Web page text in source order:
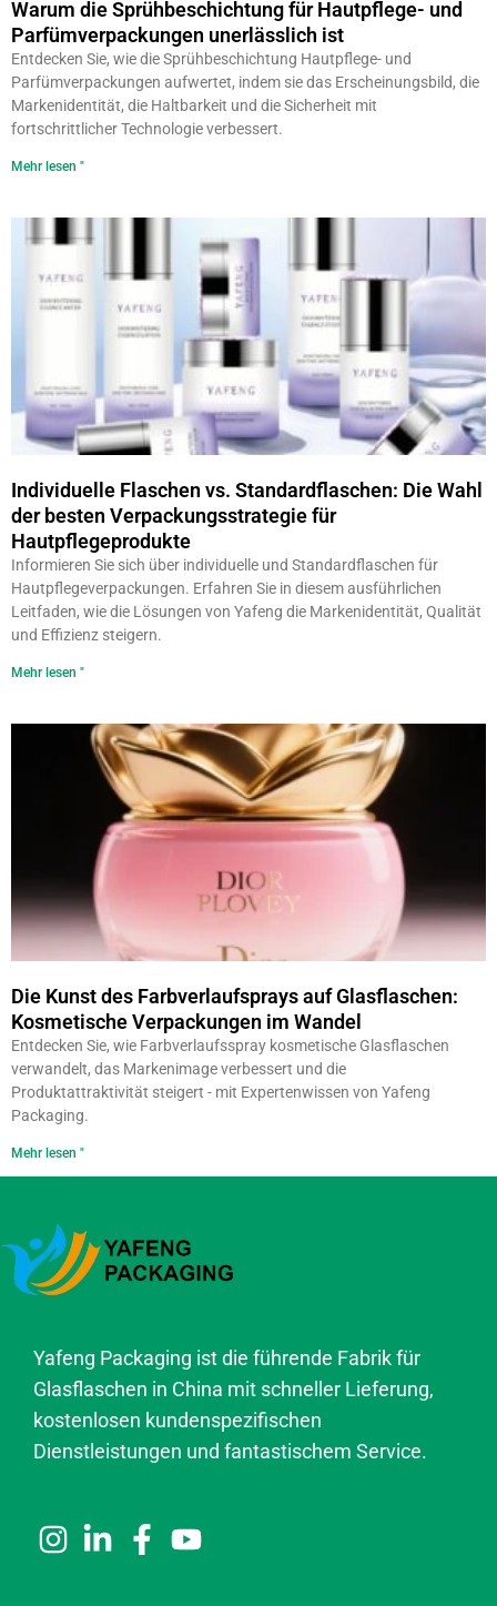
Warum die Sprühbeschichtung für Hautpflege- und
Parfümverpackungen unerlässlich ist
Entdecken Sie, wie die Sprühbeschichtung Hautpflege- und
Parfümverpackungen aufwertet, indem sie das Erscheinungsbild, die
Markenidentität, die Haltbarkeit und die Sicherheit mit
fortschrittlicher Technologie verbessert.
Mehr lesen "
Individuelle Flaschen vs. Standardflaschen: Die Wahl
der besten Verpackungsstrategie für
Hautpflegeprodukte
Informieren Sie sich über individuelle und Standardflaschen für
Hautpflegeverpackungen. Erfahren Sie in diesem ausführlichen
Leitfaden, wie die Lösungen von Yafeng die Markenidentität, Qualität
und Effizienz steigern.
Mehr lesen "
Die Kunst des Farbverlaufsprays auf Glasflaschen:
Kosmetische Verpackungen im Wandel
Entdecken Sie, wie Farbverlaufsspray kosmetische Glasflaschen
verwandelt, das Markenimage verbessert und die
Produktattraktivität steigert - mit Expertenwissen von Yafeng
Packaging.
Mehr lesen "
Yafeng Packaging ist die führende Fabrik für
Glasflaschen in China mit schneller Lieferung,
kostenlosen kundenspezifischen
Dienstleistungen und fantastischem Service.